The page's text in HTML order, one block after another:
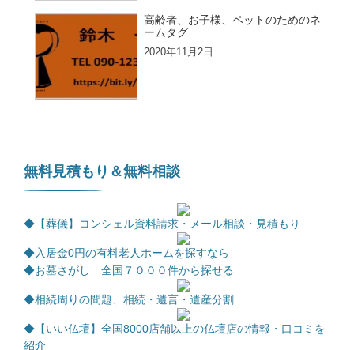
高齢者、お子様、ペットのためのネ
ームタグ
2020年11月2日
無料見積もり＆無料相談
◆【葬儀】コンシェル資料請求・メール相談・見積もり
◆入居金0円の有料老人ホームを探すなら
◆お墓さがし 全国７０００件から探せる
◆相続周りの問題、相続・遺言・遺産分割
◆【いい仏壇】全国8000店舗以上の仏壇店の情報・口コミを
紹介